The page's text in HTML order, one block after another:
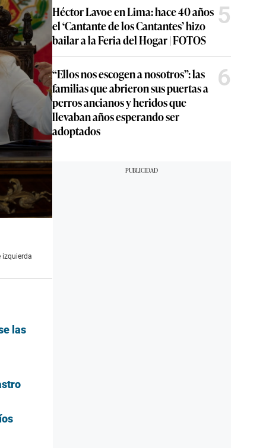
izquierda
las
Héctor Lavoe en Lima: hace 40 años
el ‘Cantante de los Cantantes’ hizo
bailar a la Feria del Hogar | FOTOS
5
“Ellos nos escogen a nosotros”: las
familias que abrieron sus puertas a
perros ancianos y heridos que
llevaban años esperando ser
adoptados
6